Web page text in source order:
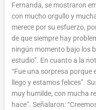
Fernanda, se mostraron
con mucho orgullo y
merece por su esfuerzo,
de que siempre hay
ningún momento bajo los
estudio”. En cuanto a la
“Fue una sorpresa porque
llego y estamos felices”.
muy humilde, con mucha
hace”. Señalaron: